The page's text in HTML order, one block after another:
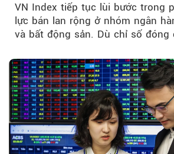
VN Index tiếp tục lùi bước trong
lực bán lan rộng ở nhóm ngân
và bất động sản. Dù chỉ số đóng